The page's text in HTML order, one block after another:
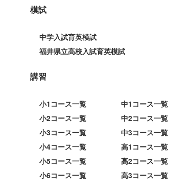
模試
中学入試育英模試
福井県立高校入試育英模試
講習
小1コース一覧
小2コース一覧
小3コース一覧
小4コース一覧
小5コース一覧
小6コース一覧
中1コース一覧
中2コース一覧
中3コース一覧
高1コース一覧
高2コース一覧
高3コース一覧